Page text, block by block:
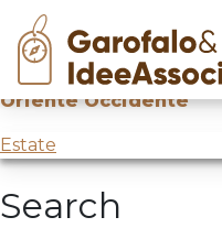
Skip
content
OO
Spettacolo “Inaspettate
Oriente Occidente
Navigazione
articoli
Estate
Search